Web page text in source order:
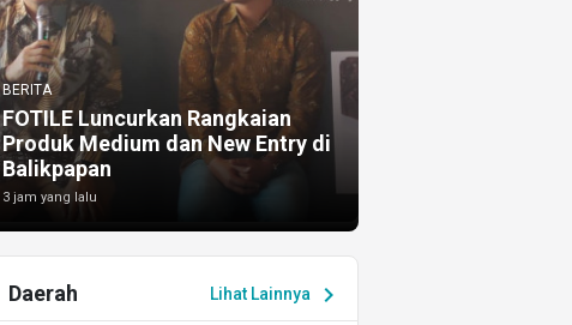
BERITA
FOTILE Luncurkan Rangkaian
Produk Medium dan New Entry di
Balikpapan
3 jam yang lalu
Lihat Lainnya chevron_right
Daerah